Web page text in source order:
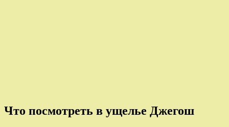
Что посмотреть в ущелье Джегош